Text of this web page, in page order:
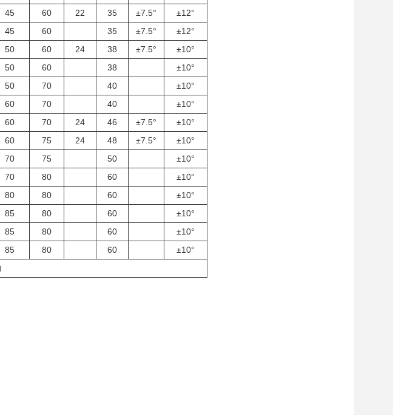
45 60 22 35 ±7.5°
±12°
45 60 35 ±7.5°
±12°
50 60 24 38 ±7.5°
±10°
50 60 38
±10°
50 70 40
±10°
60 70 40
±10°
60 70 24 46 ±7.5°
±10°
60 75 24 48 ±7.5°
±10°
70 75 50
±10°
70 80 60
±10°
80 80 60
±10°
85 80 60
±10°
85 80 60
±10°
85 80 60
±10°